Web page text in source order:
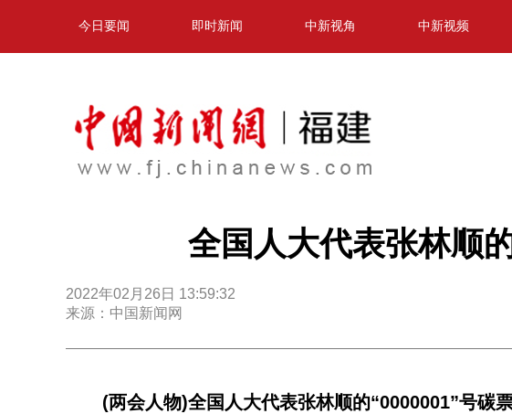
今日要闻 即时新闻 中新视角 中新视频
全国人大代表张林顺
2022年02月26日 13:59:32
来源：中国新闻网
(两会人物)全国人大代表张林顺的“0000001”号碳